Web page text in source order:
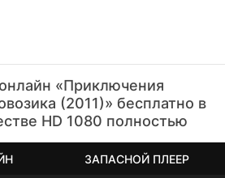
«Приключения
(2011)» бесплатно в
HD 1080 полностью
ЗАПАСНОЙ ПЛЕЕР